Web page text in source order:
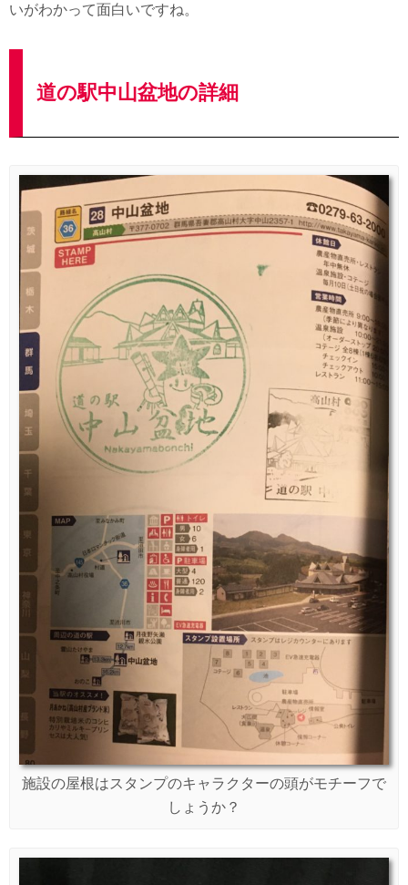
いがわかって面白いですね。
道の駅中山盆地の詳細
施設の屋根はスタンプのキャラクターの頭がモチーフで
しょうか？